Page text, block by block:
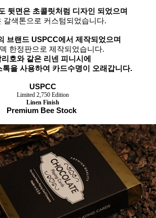
뒷면은 초콜릿처럼 디자인 되었으며
갈색톤으로 커스텀되었습니다.
브랜드 USPCC에서 제작되었으며
한정판으로 제작되었습니다.
리호와 같은 리넨 피니시에
톡을 사용하여 카드수명이 오래갑니다.
USPCC
Limited 2,750 Edition
Linen Finish
Premium Bee Stock